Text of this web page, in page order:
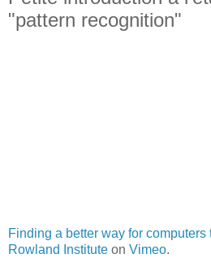
"pattern recognition"
Finding a better way for computers
Rowland Institute on Vimeo.